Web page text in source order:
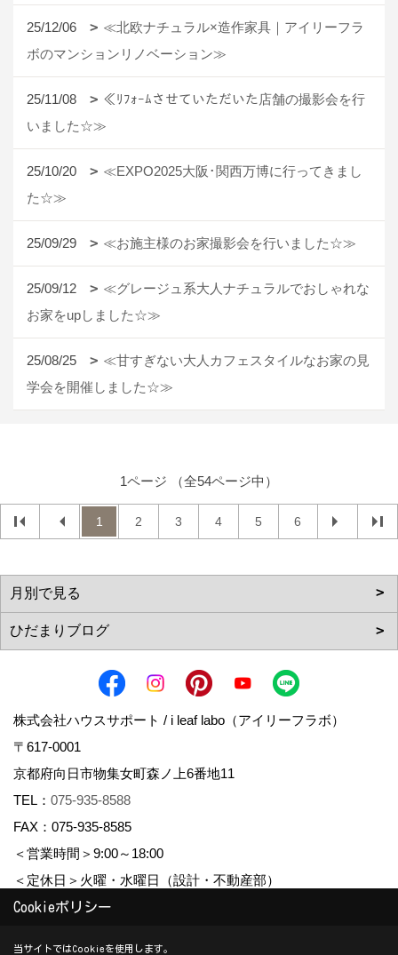
25/12/06
≪北欧ナチュラル×造作家具｜アイリーフラ
ボのマンションリノベーション≫
25/11/08
≪ﾘﾌｫｰﾑさせていただいた店舗の撮影会を行
いました☆≫
25/10/20
≪EXPO2025大阪･関西万博に行ってきまし
た☆≫
25/09/29 ≪お施主様のお家撮影会を行いました☆≫
25/09/12
≪グレージュ系大人ナチュラルでおしゃれな
お家をupしました☆≫
25/08/25
≪甘すぎない大人カフェスタイルなお家の見
学会を開催しました☆≫
1ページ （全54ページ中）
1 2 3 4 5 6
株式会社ハウスサポート / i leaf labo（アイリーフラボ）
〒617-0001
京都府向日市物集女町森ノ上6番地11
TEL： 075-935-8588
FAX：075-935-8585
＜営業時間＞9:00～18:00
＜定休日＞火曜・水曜日（設計・不動産部）
Copyright (c) housesupport. All Rights Reserved.
Cookieポリシー
当サイトではCookieを使用します。